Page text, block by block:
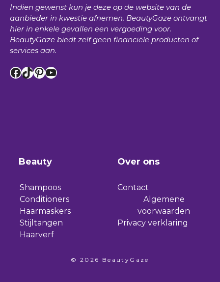
Indien gewenst kun je deze op de website van de
aanbieder in kwestie afnemen. BeautyGaze ontvangt
hier in enkele gevallen een vergoeding voor.
BeautyGaze biedt zelf geen financiële producten of
services aan.
Facebook
TikTok
Pinterest
YouTube
Beauty
Shampoos
Conditioners
Haarmaskers
Stijltangen
Haarverf
Over ons
Contact
Algemene
voorwaarden
Privacy verklaring
© 2026 BeautyGaze